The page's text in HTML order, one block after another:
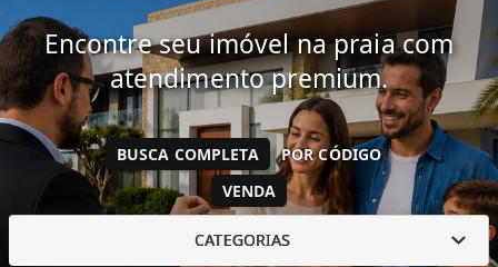
Encontre seu imóvel na praia com
atendimento premium.
VENDA
BUSCA COMPLETA POR CÓDIGO
CATEGORIAS